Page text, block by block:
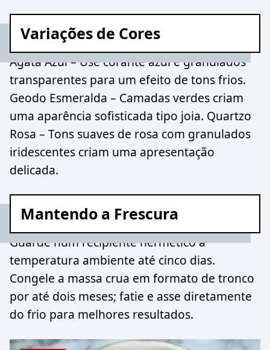
Variações de Cores
Ágata Azul – Use corante azul e granulados
transparentes para um efeito de tons frios.
Geodo Esmeralda – Camadas verdes criam
uma aparência sofisticada tipo joia. Quartzo
Rosa – Tons suaves de rosa com granulados
iridescentes criam uma apresentação
delicada.
Mantendo a Frescura
Guarde num recipiente hermético à
temperatura ambiente até cinco dias.
Congele a massa crua em formato de tronco
por até dois meses; fatie e asse diretamente
do frio para melhores resultados.